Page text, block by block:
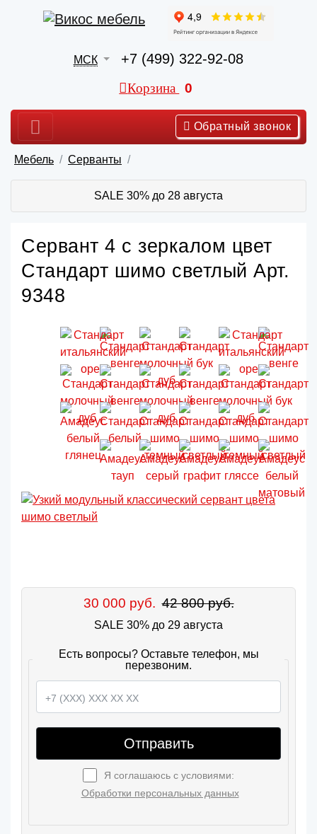
МСК +7 (499) 322-92-08
Корзина 0
Обратный звонок
Мебель Серванты
SALE 30% до 28 августа
Сервант 4 с зеркалом цвет
Стандарт шимо светлый Арт.
9348
30 000 руб. 42 800 руб.
SALE 30% до 29 августа
Есть вопросы? Оставьте телефон, мы
перезвоним.
Отправить
Я соглашаюсь с условиями:
Обработки персональных данных